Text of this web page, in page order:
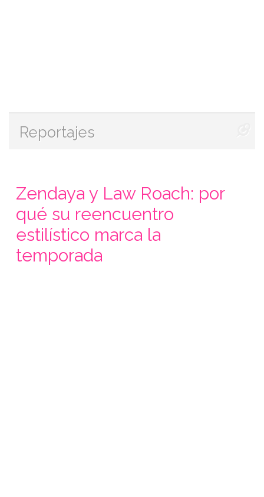
Reportajes
Zendaya y Law Roach: por
qué su reencuentro
estilístico marca la
temporada